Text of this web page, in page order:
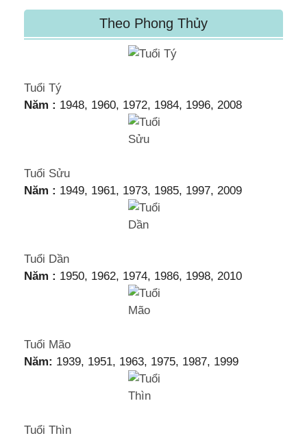
Theo Phong Thủy
Tuổi Tý
Năm : 1948, 1960, 1972, 1984, 1996, 2008
Tuổi Sửu
Năm : 1949, 1961, 1973, 1985, 1997, 2009
Tuổi Dần
Năm : 1950, 1962, 1974, 1986, 1998, 2010
Tuổi Mão
Năm: 1939, 1951, 1963, 1975, 1987, 1999
Tuổi Thìn